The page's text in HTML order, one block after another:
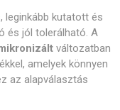
leginkább kutatott és
és jól tolerálható. A
változatban
amelyek könnyen
az alapválasztás